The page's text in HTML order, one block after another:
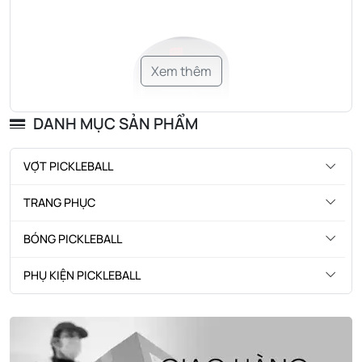
Khám phá công nghệ Vợt Joola
Xem thêm
DANH MỤC SẢN PHẨM
VỢT PICKLEBALL
TRANG PHỤC
BÓNG PICKLEBALL
PHỤ KIỆN PICKLEBALL